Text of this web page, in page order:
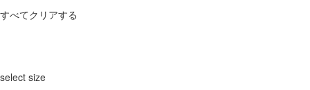
すべてクリアする
select size